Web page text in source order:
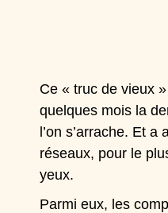
Ce « truc de vieux
quelques mois la
l’on s’arrache. Et a
réseaux, pour le
yeux.
Parmi eux, les